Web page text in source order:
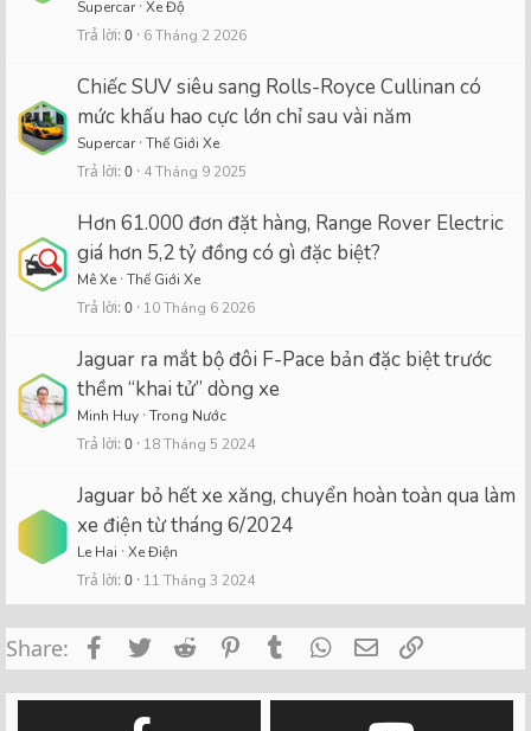
Supercar Xe Độ
Trả lời 0 6 Tháng 2 2026
Chiếc SUV siêu sang Rolls-Royce Cullinan có
mức khấu hao cực lớn chỉ sau vài năm
Supercar Thế Giới Xe
Trả lời 0 4 Tháng 9 2025
Hơn 61.000 đơn đặt hàng, Range Rover Electric
giá hơn 5,2 tỷ đồng có gì đặc biệt?
Mê Xe Thế Giới Xe
Trả lời 0 10 Tháng 6 2026
Jaguar ra mắt bộ đôi F-Pace bản đặc biệt trước
thềm “khai tử” dòng xe
Minh Huy Trong Nước
Trả lời 0 18 Tháng 5 2024
Jaguar bỏ hết xe xăng, chuyển hoàn toàn qua làm
xe điện từ tháng 6/2024
Le Hai Xe Điện
Trả lời 0 11 Tháng 3 2024
Share: FacebookTwitterReddit PinterestTumblrWhatsApp
Email